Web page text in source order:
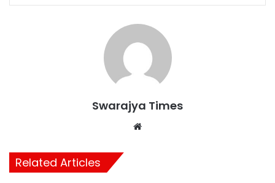
Swarajya Times
Related Articles